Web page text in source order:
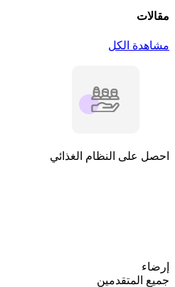
مقالات
مشاهدة الكل
احصل على النظام الغذائي
إرضاء
جميع المتقدمين